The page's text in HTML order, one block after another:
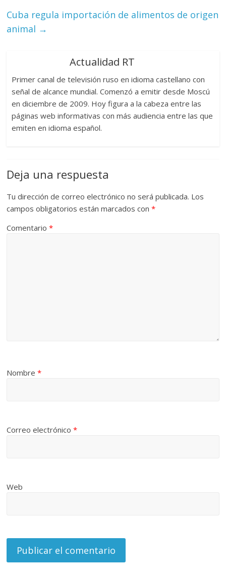
Cuba regula importación de alimentos de origen
animal →
Actualidad RT
Primer canal de televisión ruso en idioma castellano con
señal de alcance mundial. Comenzó a emitir desde Moscú
en diciembre de 2009. Hoy figura a la cabeza entre las
páginas web informativas con más audiencia entre las que
emiten en idioma español.
Deja una respuesta
Tu dirección de correo electrónico no será publicada. Los
campos obligatorios están marcados con*
Comentario*
Nombre*
Correo electrónico*
Web